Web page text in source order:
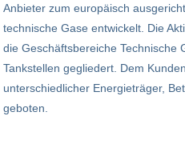
Anbieter zum europäisch
technische Gase entwickelt. Die
die Geschäftsbereiche Technische
Tankstellen gegliedert. Dem
unterschiedlicher Energieträger,
geboten.